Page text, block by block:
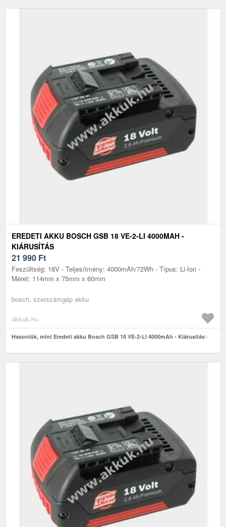
EREDETI AKKU BOSCH GSB 18 VE-2-LI 4000MAH -
KIÁRUSÍTÁS
21 990 Ft
Feszültség: 18V - Teljesítmény: 4000mAh/72Wh - Típus: Li-Ion -
Méret: 114mm x 75mm x 60mm
bosch, szerszámgép akku
akkuk.hu
Hasonlók, mint Eredeti akku Bosch GSB 18 VE-2-LI 4000mAh - Kiárusítás